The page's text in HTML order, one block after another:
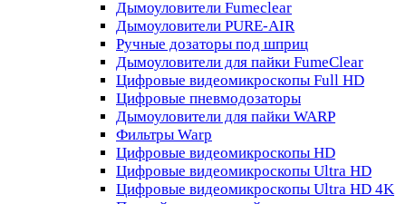
Дымоуловители Fumeclear
Дымоуловители PURE-AIR
Ручные дозаторы под шприц
Дымоуловители для пайки FumeClear
Цифровые видеомикроскопы Full HD
Цифровые пневмодозаторы
Дымоуловители для пайки WARP
Фильтры Warp
Цифровые видеомикроскопы HD
Цифровые видеомикроскопы Ultra HD
Цифровые видеомикроскопы Ultra HD 4K